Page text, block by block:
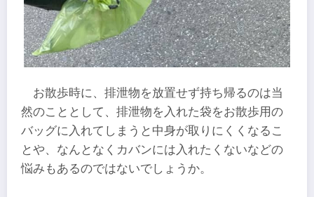
お散歩時に、排泄物を放置せず持ち帰るのは当
然のこととして、排泄物を入れた袋をお散歩用の
バッグに入れてしまうと中身が取りにくくなるこ
とや、なんとなくカバンには入れたくないなどの
悩みもあるのではないでしょうか。